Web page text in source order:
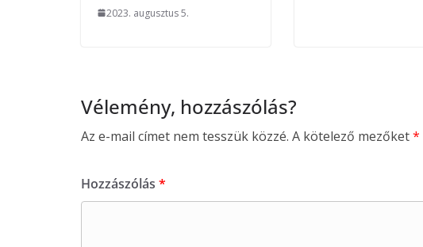
2023. augusztus 5.
Vélemény, hozzászólás?
Az e-mail címet nem tesszük közzé. A kötelező mezőket*
Hozzászólás *